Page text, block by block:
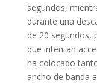
segundos,
durante una
de 20 segundos,
que intentan
ha colocado
ancho de banda